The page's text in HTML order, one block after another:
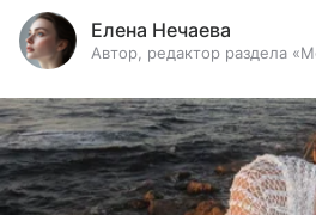
Елена Нечаева
Автор, редактор раздела